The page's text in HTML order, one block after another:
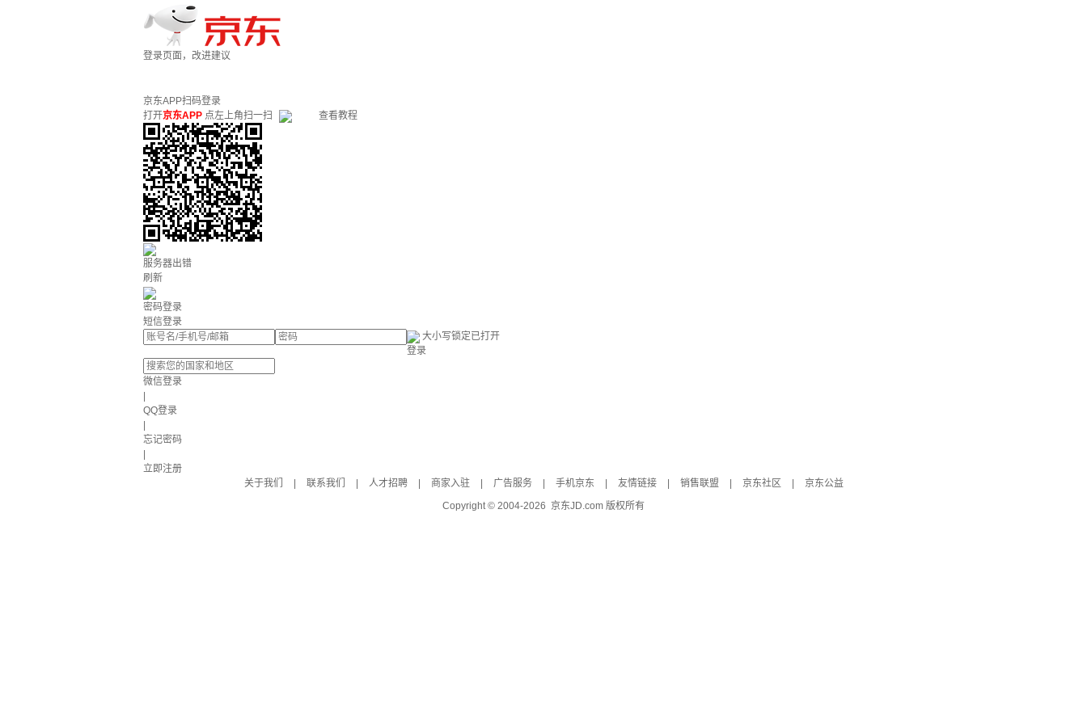
登录页面，改进建议
京东APP扫码登录
打开京东APP 点左上角扫一扫 查看教程
服务器出错
刷新
密码登录
短信登录
大小写锁定已打开
登录
微信登录
QQ登录
忘记密码
立即注册
关于我们
联系我们 人才招聘 商家入驻 广告服务 手机京东 友情链接 销售联盟 京东社区
京东公益
Copyright © 2004-2026 京东JD.com 版权所有